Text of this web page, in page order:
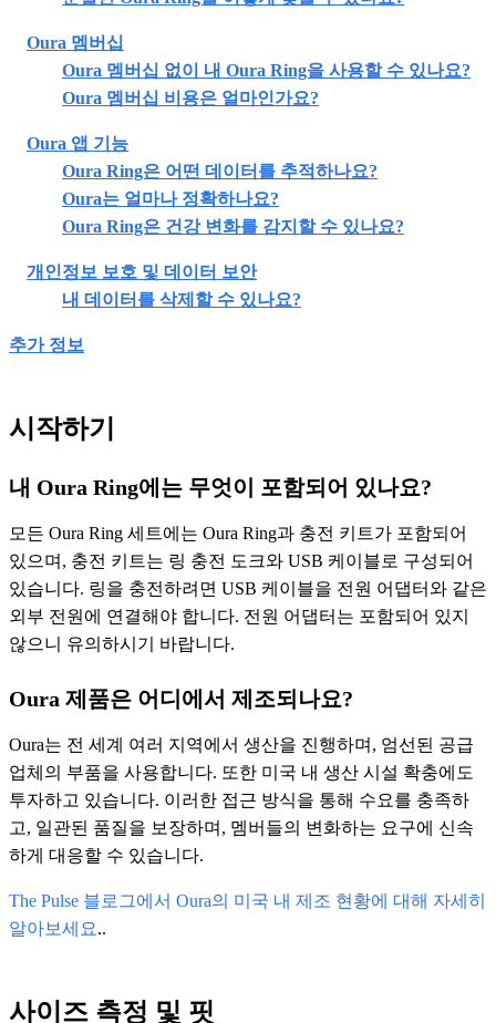
Oura 멤버십
Oura 멤버십 없이 내 Oura Ring을 사용할 수 있나요?
Oura 멤버십 비용은 얼마인가요?
Oura 앱 기능
Oura Ring은 어떤 데이터를 추적하나요?
Oura는 얼마나 정확하나요?
Oura Ring은 건강 변화를 감지할 수 있나요?
개인정보 보호 및 데이터 보안
내 데이터를 삭제할 수 있나요?
추가 정보
시작하기
내 Oura Ring에는 무엇이 포함되어 있나요?
모든 Oura Ring 세트에는 Oura Ring과 충전 키트가 포함되어
있으며, 충전 키트는 링 충전 도크와 USB 케이블로 구성되어
있습니다. 링을 충전하려면 USB 케이블을 전원 어댑터와 같은
외부 전원에 연결해야 합니다. 전원 어댑터는 포함되어 있지
않으니 유의하시기 바랍니다.
Oura 제품은 어디에서 제조되나요?
Oura는 전 세계 여러 지역에서 생산을 진행하며, 엄선된 공급
업체의 부품을 사용합니다. 또한 미국 내 생산 시설 확충에도
투자하고 있습니다. 이러한 접근 방식을 통해 수요를 충족하
고, 일관된 품질을 보장하며, 멤버들의 변화하는 요구에 신속
하게 대응할 수 있습니다.
The Pulse 블로그에서 Oura의 미국 내 제조 현황에 대해 자세히
알아보세요..
사이즈 측정 및 핏